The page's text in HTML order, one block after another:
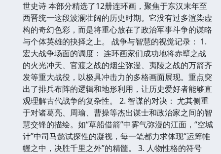
世史诗 本部分精选了12册连环画，聚焦于东汉末年至
西晋统一这段波澜壮阔的历史时期。它没有过多渲染虚
构的奇幻色彩，而是将重心放在了政治军事斗争的谋略
与个体英雄的抉择之上。 战争与智慧的视觉记录： 1.
宏大战争场面的调度： 连环画家们成功地将赤壁之战
的火光冲天、官渡之战的烟尘弥漫、夷陵之战的万箭齐
发等重大战役，以极具冲击力的多格画面展现。重点突
出了排兵布阵的逻辑和地形利用，让历史爱好者能够直
观理解古代战争的复杂性。 2. 智谋的对决： 尤其侧重
于对诸葛亮、周瑜、曹操等杰出谋士和政治家之间的智
慧交锋的描绘。如“草船借箭”中雾气弥漫的江面，“空城
计”中司马懿试探性的凝视，每一笔都力求体现“运筹帷
幄之中，决胜千里之外”的精髓。 3. 人物性格的符号